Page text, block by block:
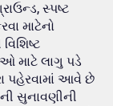
સ્પષ્ટ
માટેનો
માટે લાગુ પડે
પહેરવામાં આવે છે
સુનાવણીની